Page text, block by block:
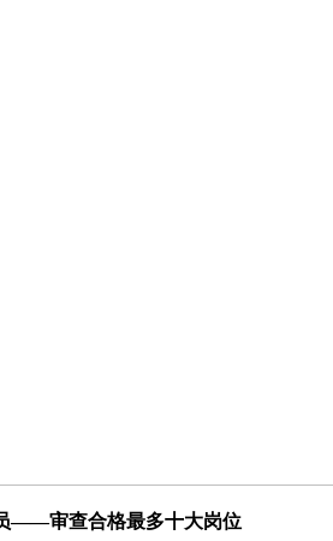
——审查合格最多十大岗位